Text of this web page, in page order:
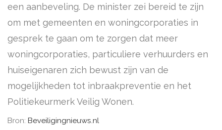
een aanbeveling. De minister zei bereid te zijn
om met gemeenten en woningcorporaties in
gesprek te gaan om te zorgen dat meer
woningcorporaties, particuliere verhuurders en
huiseigenaren zich bewust zijn van de
mogelijkheden tot inbraakpreventie en het
Politiekeurmerk Veilig Wonen.
Bron: Beveiligingnieuws.nl